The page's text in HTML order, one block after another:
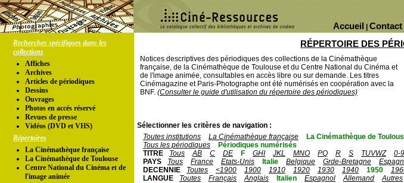
Contact
Accueil
Recherches spécifiques dans les
collections
Affiches
Archives
Articles de périodiques
Dessins
Ouvrages
Photos en accés réservé
Revues de presse
Vidéos (DVD et VHS)
Répertoires
La Cinémathèque française
La Cinémathèque de Toulouse
Centre National du Cinéma et de
l'image animée
RÉPERTOIRE DES
Notices descriptives des périodiques des collections de la Cinémathèque
française, de la Cinémathèque de Toulouse et du Centre National du Cinéma et
de l'image animée, consultables en accès libre ou sur demande. Les titres
Cinémagazine et Paris-Photographe ont été numérisés en coopération avec la
BNF. (Consulter le guide d'utilisation du répertoire des périodiques)
Sélectionner les critères de navigation :
Toutes institutions
La Cinémathèque française La Cinémathèque de
Tous les périodiques
Périodiques numérisés
TITRE
Tous AB C DE F GHI JKL MNO PQ R S TUVWZ
0-9
PAYS
Tous France Etats-Unis Italie Belgique Grde-Bretagne
DECENNIE
Toutes <1900 1900 1910 1920 1930 1940 1950
LANGUE
Toutes Français Anglais Italien Espagnol Allemand
Autres